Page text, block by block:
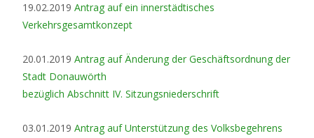
19.02.2019 Antrag auf ein innerstädtisches
Verkehrsgesamtkonzept
20.01.2019 Antrag auf Änderung der Geschäftsordnung der
Stadt Donauwörth
bezüglich Abschnitt IV. Sitzungsniederschrift
03.01.2019 Antrag auf Unterstützung des Volksbegehrens